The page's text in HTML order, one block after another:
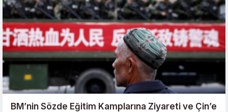
BM’nin Sözde Eğitim Kamplarına Ziyareti ve Çin’e